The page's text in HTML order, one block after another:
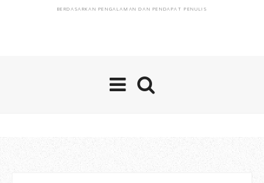
BERDASARKAN PENGALAMAN DAN PENDAPAT PENULIS